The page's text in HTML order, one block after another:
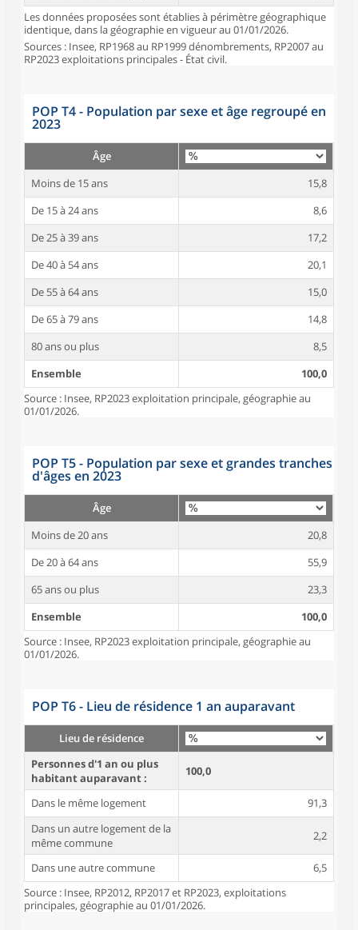
Les données proposées sont établies à périmètre géographique
identique, dans la géographie en vigueur au 01/01/2026.
Sources : Insee, RP1968 au RP1999 dénombrements, RP2007 au
RP2023 exploitations principales - État civil.
POP T4 - Population par sexe et âge regroupé en
2023
Âge
Moins de 15 ans
15,8
De 15 à 24 ans
8,6
De 25 à 39 ans
17,2
De 40 à 54 ans
20,1
De 55 à 64 ans
15,0
De 65 à 79 ans
14,8
80 ans ou plus
8,5
Ensemble
100,0
Source : Insee, RP2023 exploitation principale, géographie au
01/01/2026.
POP T5 - Population par sexe et grandes tranches
d'âges en 2023
Âge
Moins de 20 ans
20,8
De 20 à 64 ans
55,9
65 ans ou plus
23,3
Ensemble
100,0
Source : Insee, RP2023 exploitation principale, géographie au
01/01/2026.
POP T6 - Lieu de résidence 1 an auparavant
Lieu de résidence
Personnes d'1 an ou plus
habitant auparavant :
100,0
Dans le même logement
91,3
Dans un autre logement de la
même commune
2,2
Dans une autre commune
6,5
Source : Insee, RP2012, RP2017 et RP2023, exploitations
principales, géographie au 01/01/2026.